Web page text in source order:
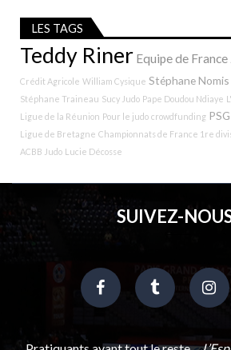
LES TAGS
Teddy Riner Equipe de France
Crédit Agricole William Cysique Stéphane Nomis
Stéphane Traineau Sucy Judo Pape Doudou Ndiaye
Ligue de la Réunion Pour le judo crowdfunding
Ligue de Bretagne Championnats de France 1re
ACBB Judo Lucie Décosse
SUIVEZ-